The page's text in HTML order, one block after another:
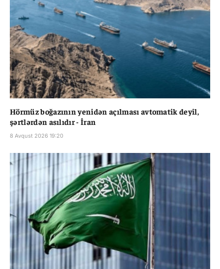
Hörmüz boğazının yenidən açılması avtomatik deyil,
şərtlərdən asılıdır - İran
8 Avqust 2026 19:20